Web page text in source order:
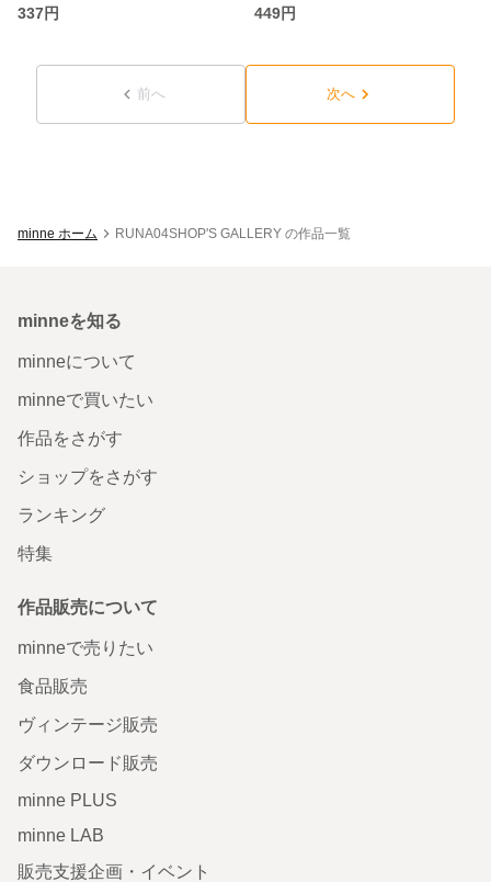
337円
449円
前へ 次へ
minne ホーム RUNA04SHOP'S GALLERY の作品一覧
minneを知る
minneについて
minneで買いたい
作品をさがす
ショップをさがす
ランキング
特集
作品販売について
minneで売りたい
食品販売
ヴィンテージ販売
ダウンロード販売
minne PLUS
minne LAB
販売支援企画・イベント